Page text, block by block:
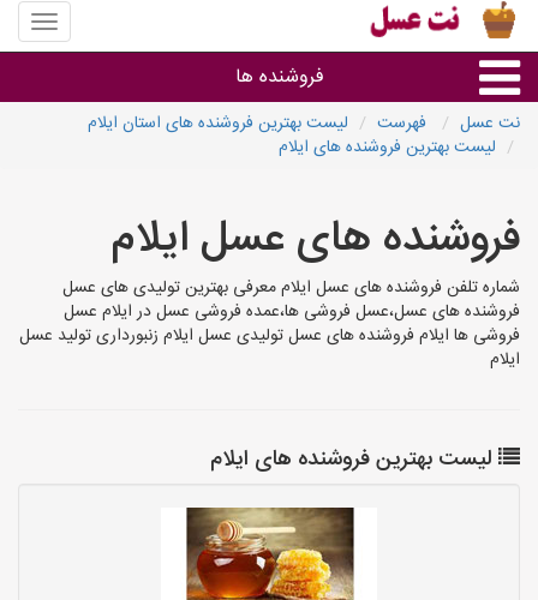
منوی
سایت
عسل
فروشنده ها
گروه ها
نت عسل فهرست
لیست بهترین فروشنده های استان ایلام
لیست بهترین فروشنده های ایلام
فروشنده های عسل ایلام
شماره تلفن فروشنده های عسل ایلام معرفی بهترین تولیدی های عسل
فروشنده های عسل،عسل فروشی ها،عمده فروشی عسل در ایلام عسل
فروشی ها ایلام فروشنده های عسل تولیدی عسل ایلام زنبورداری تولید عسل
ایلام
لیست بهترین فروشنده های ایلام